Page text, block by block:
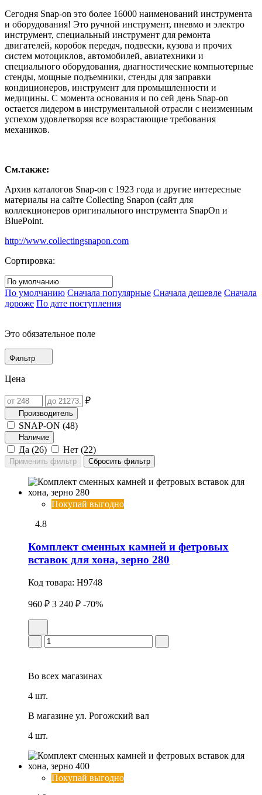
Сегодня Snap-on это более 16000 наименований инструмента
и оборудования! Это ручной инструмент, пневмо и электро
инструмент, специальный инструмент для ремонта
двигателей, коробок передач, подвески, кузова и прочих
систем мотоциклов, автомобилей, авиатехники и
специального оборудования, диагностические компьютерные
стенды, мощные подъемники, стенды для заправки
кондиционеров, инструмент для промышленности и
медицины. С момента основания и по сей день Snap-on
остается лидером в инструментальной отрасли с неизменным
успехом удовлетворяя все возрастающие требования
механиков.
См.также:
Архив каталогов Snap-on с 1923 года и другие интересные
материалы на сайте Collecting Snapon (сайт для
коллекционеров оригинального инструмента SnapOn и
BluePoint.
http://www.collectingsnapon.com
Сортировка:
По умолчанию Сначала популярные Сначала дешевле Сначала
дороже По дате поступления
Это обязательное поле
Фильтр
Цена
₽
Производитель
SNAP-ON (48)
Наличие
Да (26) Нет (22)
Покупай выгодно
4.8
Комплект сменных камней и фетpовых
вставок для хона, зерно 280
Код товара: H9748
960 ₽ 3 240 ₽ -70%
Во всех магазинах
4 шт.
В магазине ул. Рогожский вал
4 шт.
Покупай выгодно